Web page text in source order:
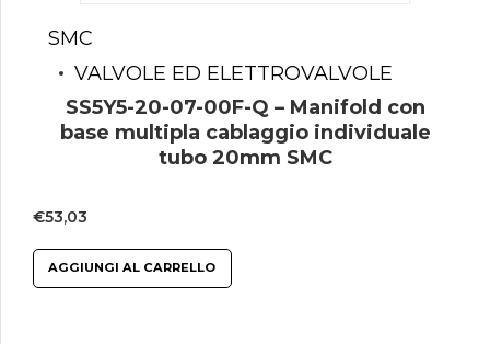
SMC
VALVOLE ED ELETTROVALVOLE
SS5Y5-20-07-00F-Q – Manifold con
base multipla cablaggio individuale
tubo 20mm SMC
€53,03
AGGIUNGI AL CARRELLO